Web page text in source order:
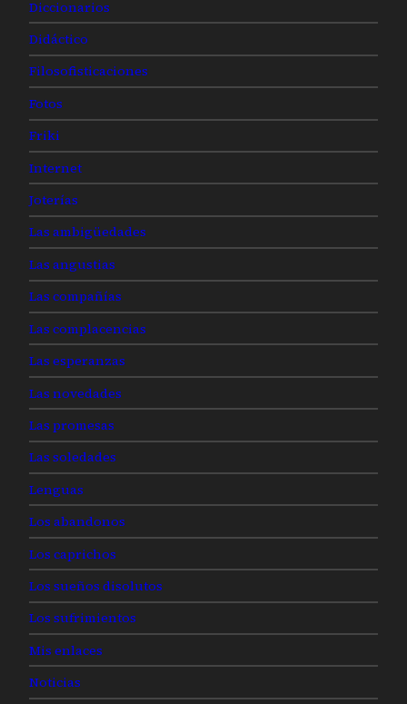
Diccionarios
Didáctico
Filosofisticaciones
Fotos
Friki
Internet
Joterías
Las ambigüedades
Las angustias
Las compañías
Las complacencias
Las esperanzas
Las novedades
Las promesas
Las soledades
Lenguas
Los abandonos
Los caprichos
Los sueños disolutos
Los sufrimientos
Mis enlaces
Noticias